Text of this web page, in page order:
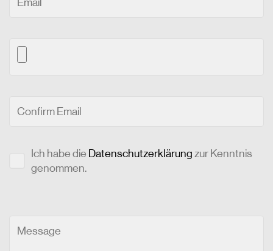
Ich habe die Datenschutzerklärung zur Kenntnis
genommen.